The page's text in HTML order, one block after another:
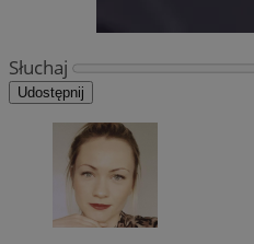
Słuchaj
Udostępnij